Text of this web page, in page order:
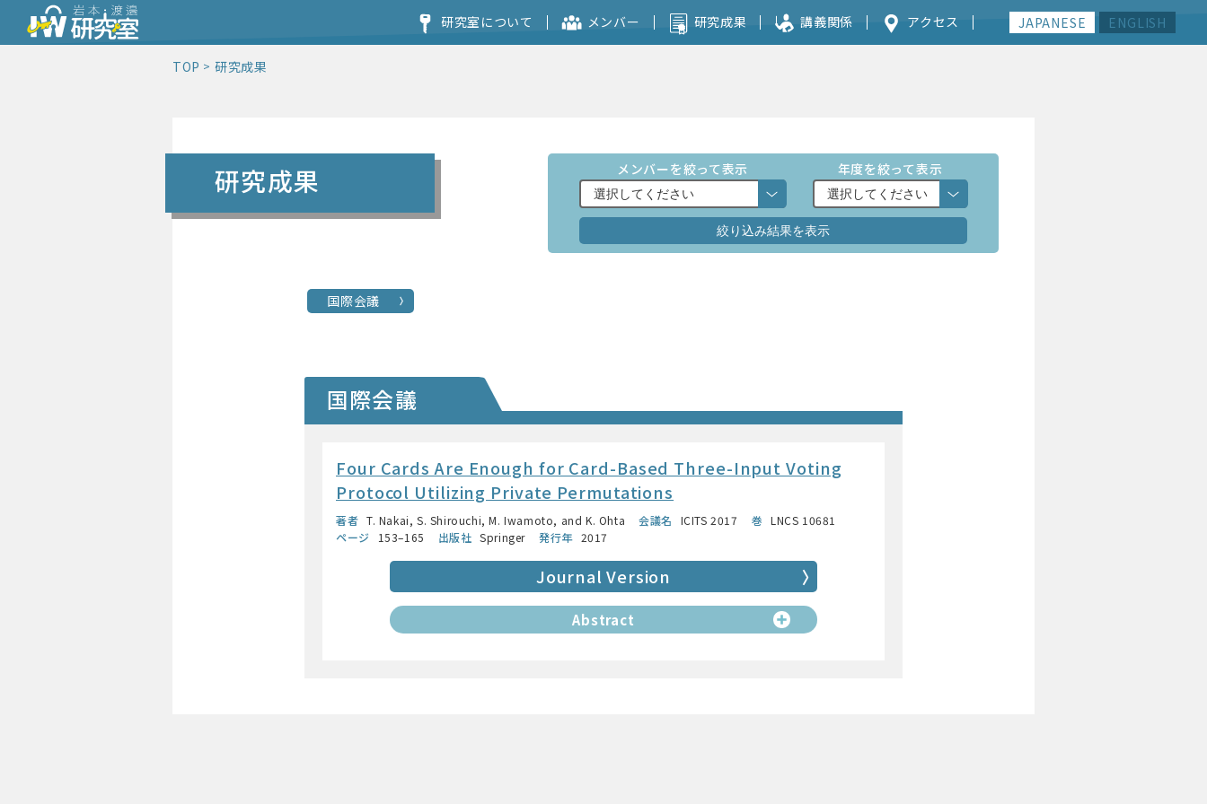
研究室について メンバー 研究成果 講義関係 アクセス JAPANESE ENGLISH
TOP 研究成果
研究成果 メンバーを絞って表示 年度を絞って表示
国際会議
国際会議
Four Cards Are Enough for Card-Based Three-Input Voting
Protocol Utilizing Private Permutations
著者 T. Nakai, S. Shirouchi, M. Iwamoto, and K. Ohta 会議名 ICITS 2017 巻 LNCS 10681
ページ
153–165 出版社 Springer 発行年 2017
Journal Version
Abstract